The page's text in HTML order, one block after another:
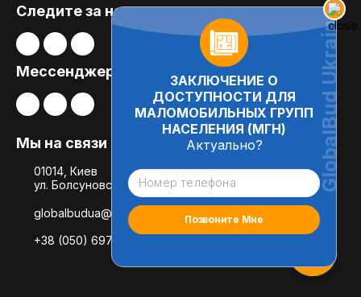
ЗАКЛЮЧЕНИЕ О
ДОСТУПНОСТИ ДЛЯ
МАЛОМОБИЛЬНЫХ ГРУПП
НАСЕЛЕНИЯ (МГН)
Актуально?
Следите за нами:
Мессенджеры
Мы на связи
01014, Киев
ул. Болсуновская, 8, офис 21
globalbudua@gmail.com
+38 (050) 697-78-54